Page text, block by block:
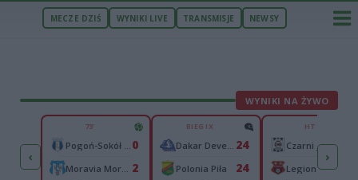
MECZE DZIŚ WYNIKI LIVE TRANSMISJE NEWSY
WYNIKI NA ŻYWO
‹
1
1
73'
0
2
BIEG IX
24
Polonia Piła 24
HT
Czarni Jasło
Legion Pilzno
›